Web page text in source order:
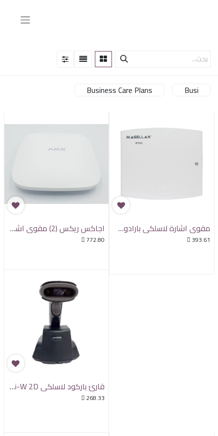
Busi
Business Care Plans
مقوي اشارة لاسلكي بارادوكس
 393.61
اجاكس ريكس (2) مقوي اشارة لاسلكي
 772.80
قارئ باركود لاسلكي CP-310i-W 2D
 268.33